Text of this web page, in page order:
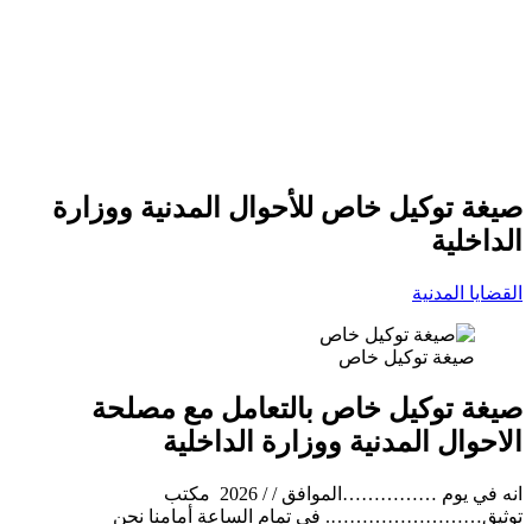
صيغة توكيل خاص للأحوال المدنية ووزارة
الداخلية
القضايا المدنية
صيغة توكيل خاص
صيغة توكيل خاص بالتعامل مع مصلحة
الاحوال المدنية ووزارة الداخلية
انه في يوم ……………الموافق / / 2026 مكتب
توثيق……………………. في تمام الساعة أمامنا نحن